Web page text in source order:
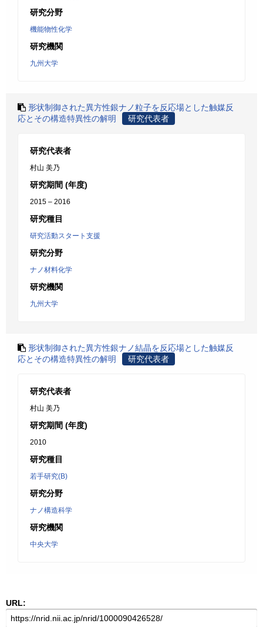
研究分野
機能物性化学
研究機関
九州大学
形状制御された異方性銀ナノ粒子を反応場とした触媒反
応とその構造特異性の解明
研究代表者
研究代表者
村山 美乃
研究期間 (年度)
2015 – 2016
研究種目
研究活動スタート支援
研究分野
ナノ材料化学
研究機関
九州大学
形状制御された異方性銀ナノ結晶を反応場とした触媒反
応とその構造特異性の解明
研究代表者
研究代表者
村山 美乃
研究期間 (年度)
2010
研究種目
若手研究(B)
研究分野
ナノ構造科学
研究機関
中央大学
URL: